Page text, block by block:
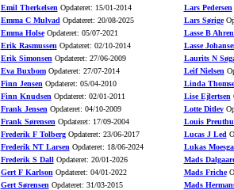
Emil Therkelsen Opdateret: 15/01-2014
Emma C Mulvad Opdateret: 20/08-2025
Emma HolseOpdateret: 05/07-2021
Erik Rasmussen Opdateret: 02/10-2014
Erik Simonsen Opdateret: 27/06-2009
Eva BuxbomOpdateret: 27/07-2014
Finn Jensen Opdateret: 05/04-2010
Finn Knudsen Opdateret: 02/01-2011
Frank Jensen Opdateret: 04/10-2009
Frank Sørensen Opdateret: 17/09-2004
Frederik F TolbergOpdateret: 23/06-2017
Frederik NT Larsen Opdateret: 18/06-2024
Frederik S DallOpdateret: 20/01-2026
Gert F Karlson Opdateret: 04/01-2022
Gert Sørensen Opdateret: 31/03-2015
Lars Pedersen
Lars Sørige
Lasse B
Lasse
Laurits N
Leif Nielsen
Linda
Lise Ejlertsen
Lotte Ditlev
Louis
Lucas J Led
Lukas
Mads
Mads Friche
Mads